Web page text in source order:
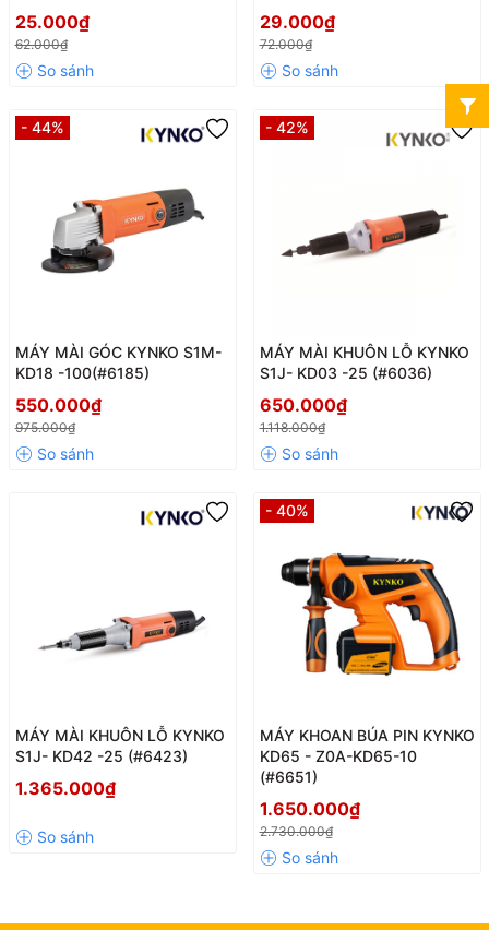
25.000₫
62.000₫
29.000₫
72.000₫
- 44%
MÁY MÀI GÓC KYNKO S1M-
KD18 -100(#6185)
550.000₫
975.000₫
- 42%
MÁY MÀI KHUÔN LỖ KYNKO
S1J- KD03 -25 (#6036)
650.000₫
1.118.000₫
MÁY MÀI KHUÔN LỖ KYNKO
S1J- KD42 -25 (#6423)
1.365.000₫
- 40%
MÁY KHOAN BÚA PIN KYNKO
KD65 - Z0A-KD65-10
(#6651)
1.650.000₫
2.730.000₫